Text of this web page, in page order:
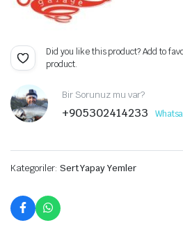
Did you like this product? Add to
product.
Bir Sorunuz mu var?
+905302414233
Kategoriler: Sert Yapay Yemler